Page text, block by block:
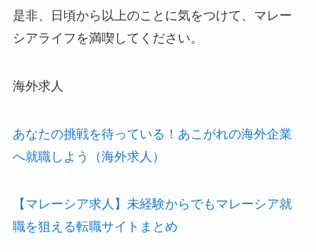
是非、日頃から以上のことに気をつけて、マレー
シアライフを満喫してください。
海外求人
あなたの挑戦を待っている！あこがれの海外企業
へ就職しよう（海外求人）
【マレーシア求人】未経験からでもマレーシア就
職を狙える転職サイトまとめ